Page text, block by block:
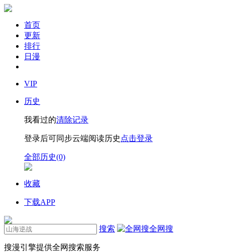
首页
更新
排行
日漫
VIP
历史
我看过的清除记录
登录后可同步云端阅读历史 点击登录
全部历史(0)
收藏
下载APP
搜索 全网搜
搜漫引擎提供全网搜索服务